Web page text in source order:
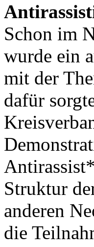
Schon im
wurde ein
mit der
dafür
Struktur
anderen
die